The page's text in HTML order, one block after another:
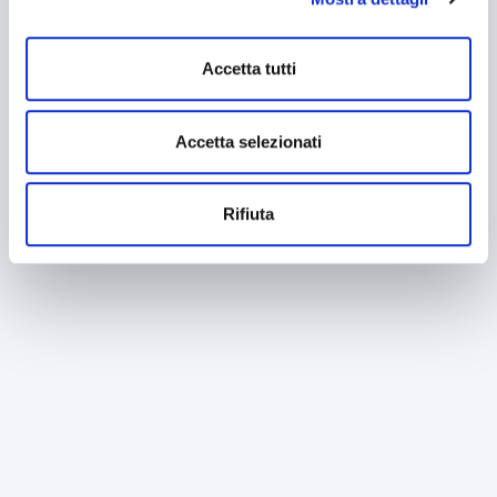
mantenendo le impostazioni di default (solo cookie tecnici
attivi).
Accetta tutti
Accetta selezionati
Rifiuta